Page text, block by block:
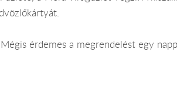
érdemes a megrendelést egy